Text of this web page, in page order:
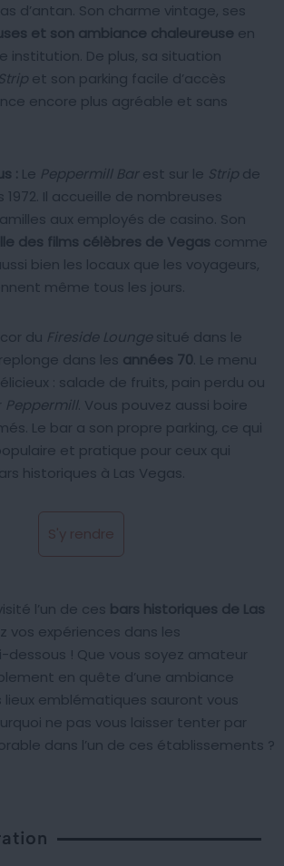
d’antan. Son charme vintage, ses
et son ambiance chaleureuse en
institution. De plus, sa situation
Strip et son parking facile d’accès
encore plus agréable et sans
: Le Peppermill Barest sur le Strip de
1972. Il accueille de nombreuses
aux employés de casino. Son
des films célèbres de Vegas comme
bien les locaux que les voyageurs,
même tous les jours.
du Fireside Lounge situé dans le
dans les années 70 . Le menu
: salade de fruits, pain perdu ou
Peppermill. Vous pouvez aussi boire
Le bar a son propre parking, ce qui
et pratique pour ceux qui
historiques à Las Vegas.
S'y rendre
l’un de ces bars historiques de Las
vos expériences dans les
! Que vous soyez amateur
en quête d’une ambiance
emblématiques sauront vous
ne pas vous laisser tenter par
dans l’un de ces établissements ?